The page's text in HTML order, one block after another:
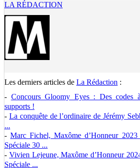
LA RÉDACTION
Les derniers articles de La Rédaction :
- Concours Gloomy Eyes : Des codes
supports !
- La conquête de l’ordinaire de Jérémy
...
-Marc Fichel, Maxôme d’Honneur
Spéciale 30 ...
- Vivien Lejeune, Maxôme d’Honneur
Spéciale ...